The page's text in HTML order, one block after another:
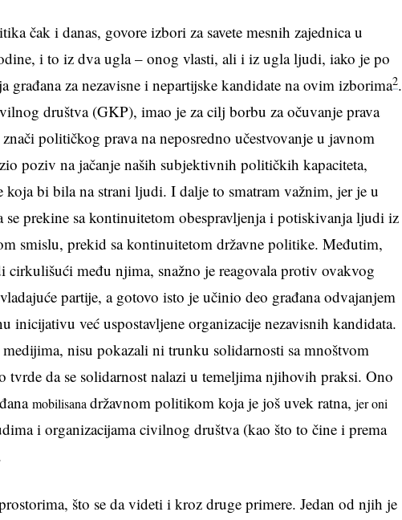
čak i danas, govore izbori za savete mesnih zajednica u
i to iz dva ugla – onog vlasti, ali i iz ugla ljudi, iako je po
za nezavisne i nepartijske kandidate na ovim izborima2.
društva (GKP), imao je za cilj borbu za očuvanje prava
političkog prava na neposredno učestvovanje u javnom
poziv na jačanje naših subjektivnih političkih kapaciteta,
bi bila na strani ljudi. I dalje to smatram važnim, jer je u
se prekine sa kontinuitetom obespravljenja i potiskivanja ljudi iz
smislu, prekid sa kontinuitetom državne politike. Međutim,
među njima, snažno je reagovala protiv ovakvog
partije, a gotovo isto je učinio deo građana odvajanjem
inicijativu već uspostavljene organizacije nezavisnih kandidata.
nisu pokazali ni trunku solidarnosti sa mnoštvom
tvrde da se solidarnost nalazi u temeljima njihovih praksi. Ono
mobilisanadržavnom politikom koja je još uvek ratna,jer oni
i organizacijama civilnog društva (kao što to čine i prema
što se da videti i kroz druge primere. Jedan od njih je